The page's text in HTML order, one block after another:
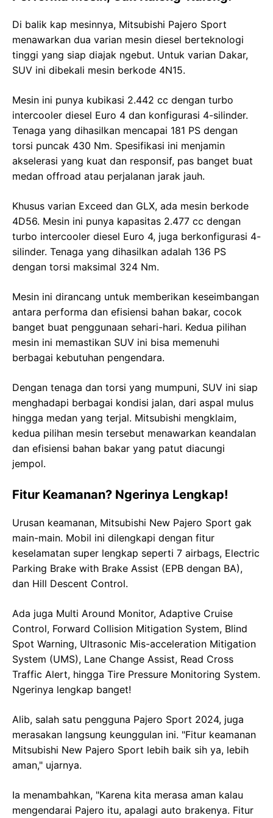
Di balik kap mesinnya, Mitsubishi Pajero Sport
menawarkan dua varian mesin diesel berteknologi
tinggi yang siap diajak ngebut. Untuk varian Dakar,
SUV ini dibekali mesin berkode 4N15.
Mesin ini punya kubikasi 2.442 cc dengan turbo
intercooler diesel Euro 4 dan konfigurasi 4-silinder.
Tenaga yang dihasilkan mencapai 181 PS dengan
torsi puncak 430 Nm. Spesifikasi ini menjamin
akselerasi yang kuat dan responsif, pas banget buat
medan offroad atau perjalanan jarak jauh.
Khusus varian Exceed dan GLX, ada mesin berkode
4D56. Mesin ini punya kapasitas 2.477 cc dengan
turbo intercooler diesel Euro 4, juga berkonfigurasi 4-
silinder. Tenaga yang dihasilkan adalah 136 PS
dengan torsi maksimal 324 Nm.
Mesin ini dirancang untuk memberikan keseimbangan
antara performa dan efisiensi bahan bakar, cocok
banget buat penggunaan sehari-hari. Kedua pilihan
mesin ini memastikan SUV ini bisa memenuhi
berbagai kebutuhan pengendara.
Dengan tenaga dan torsi yang mumpuni, SUV ini siap
menghadapi berbagai kondisi jalan, dari aspal mulus
hingga medan yang terjal. Mitsubishi mengklaim,
kedua pilihan mesin tersebut menawarkan keandalan
dan efisiensi bahan bakar yang patut diacungi
jempol.
Fitur Keamanan? Ngerinya Lengkap!
Urusan keamanan, Mitsubishi New Pajero Sport gak
main-main. Mobil ini dilengkapi dengan fitur
keselamatan super lengkap seperti 7 airbags, Electric
Parking Brake with Brake Assist (EPB dengan BA),
dan Hill Descent Control.
Ada juga Multi Around Monitor, Adaptive Cruise
Control, Forward Collision Mitigation System, Blind
Spot Warning, Ultrasonic Mis-acceleration Mitigation
System (UMS), Lane Change Assist, Read Cross
Traffic Alert, hingga Tire Pressure Monitoring System.
Ngerinya lengkap banget!
Alib, salah satu pengguna Pajero Sport 2024, juga
merasakan langsung keunggulan ini. "Fitur keamanan
Mitsubishi New Pajero Sport lebih baik sih ya, lebih
aman," ujarnya.
Ia menambahkan, "Karena kita merasa aman kalau
mengendarai Pajero itu, apalagi auto brakenya. Fitur